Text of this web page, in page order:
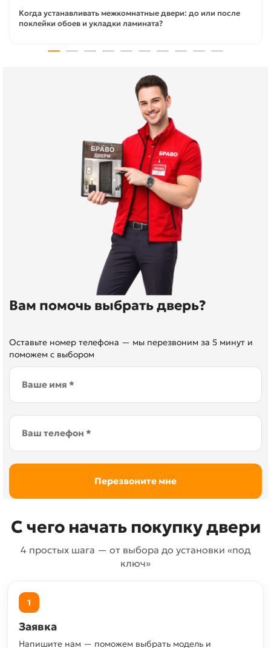
Когда устанавливать межкомнатные двери: до или после
поклейки обоев и укладки ламината?
Вам помочь выбрать дверь?
Оставьте номер телефона — мы перезвоним за 5 минут и
поможем с выбором
С чего начать покупку двери
4 простых шага — от выбора до установки «под
ключ»
1
Заявка
Напишите нам — поможем выбрать модель и